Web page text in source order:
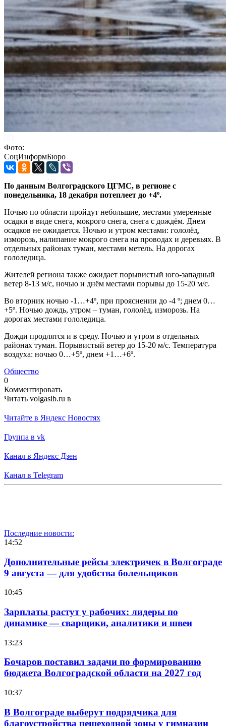
Фото:
СоцИнформБюро
По данным Волгоградского ЦГМС, в регионе с
понедельника, 18 декабря потеплеет до +4º.
Ночью по области пройдут небольшие, местами умеренные
осадки в виде снега, мокрого снега, снега с дождём. Днем
осадков не ожидается. Ночью и утром местами: гололёд,
изморозь, налипание мокрого снега на проводах и деревьях. В
отдельных районах туман, местами метель. На дорогах
гололедица.
Жителей региона также ожидает порывистый юго-западный
ветер 8-13 м/с, ночью и днём местами порывы до 15-20 м/с.
Во вторник ночью -1…+4º, при прояснении до -4 º; днем 0…
+5º. Ночью дождь, утром – туман, гололёд, изморозь. На
дорогах местами гололедица.
Дожди продлятся и в среду. Ночью и утром в отдельных
районах туман. Порывистый ветер до 15-20 м/с. Температура
воздуха: ночью 0…+5º, днем +1…+6º.
Общество
0
Комментировать
Читать volgasib.ru в
Читайте в Яндекс Новостях
Группа в vk
Канал в Яндекс Дзен
Канал в Telegram
Последние новости:
14:52
Дополнительные рейсы электричек в Волгограде
9 августа — для удобства болельщиков
10:45
Зарплаты растут у рабочих: лидеры по
динамике — сварщики, аналитики и швеи
13:23
Бочаров поставил задачи по формированию
бюджета Волгоградской области на 2027 год
10:37
В Волгограде выберут подрядчика для
благоустройства пешеходной зоны у гимназии